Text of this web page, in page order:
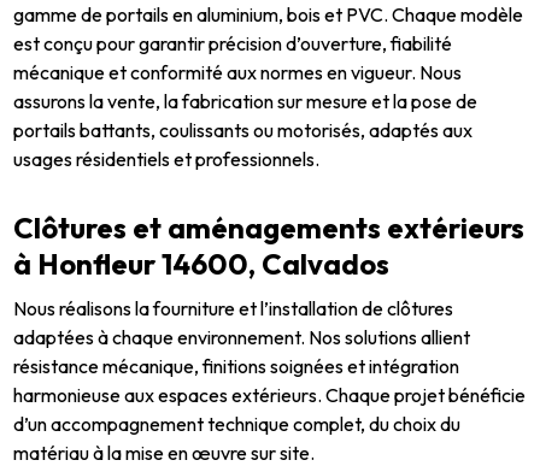
gamme de portails en aluminium, bois et PVC. Chaque modèle
est conçu pour garantir précision d’ouverture, fiabilité
mécanique et conformité aux normes en vigueur. Nous
assurons la vente, la fabrication sur mesure et la pose de
portails battants, coulissants ou motorisés, adaptés aux
usages résidentiels et professionnels.
Clôtures et aménagements extérieurs
à Honfleur 14600, Calvados
Nous réalisons la fourniture et l’installation de clôtures
adaptées à chaque environnement. Nos solutions allient
résistance mécanique, finitions soignées et intégration
harmonieuse aux espaces extérieurs. Chaque projet bénéficie
d’un accompagnement technique complet, du choix du
matériau à la mise en œuvre sur site.